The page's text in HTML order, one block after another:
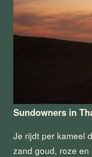
Sundowners in
Je rijdt per kameel
zand goud, roze